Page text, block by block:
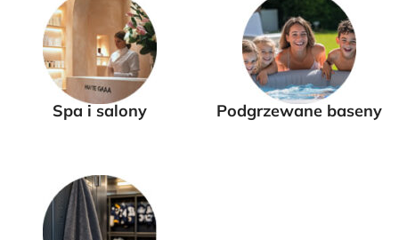
Spa i salony Podgrzewane baseny